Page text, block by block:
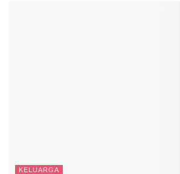
KELUARGA